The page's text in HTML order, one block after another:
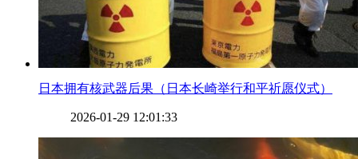
​日本拥有核武器后果（日本长崎举行和平祈愿仪式）
2026-01-29 12:01:33